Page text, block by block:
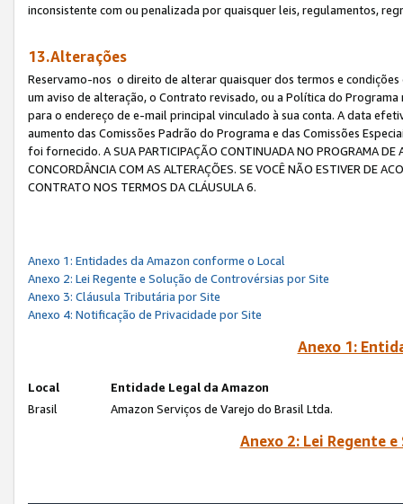
inconsistente com ou penalizada por quaisquer leis, regulamentos,
13.Alterações
Reservamo-nos o direito de alterar quaisquer dos termos e
um aviso de alteração, o Contrato revisado, ou a Política do
para o endereço de e-mail principal vinculado à sua conta. A data
aumento das Comissões Padrão do Programa e das Comissões
foi fornecido. A SUA PARTICIPAÇÃO CONTINUADA NO PROGRAMA DE
CONCORDÂNCIA COM AS ALTERAÇÕES. SE VOCÊ NÃO ESTIVER DE
CONTRATO NOS TERMOS DA CLÁUSULA 6.
Anexo 1: Entidades da Amazon conforme o Local
Anexo 2: Lei Regente e Solução de Controvérsias por Site
Anexo 3: Cláusula Tributária por Site
Anexo 4: Notificação de Privacidade por Site
Anexo 1:
Local
Entidade Legal da Amazon
Brasil
Amazon Serviços de Varejo do Brasil Ltda.
Anexo 2: Lei Regente